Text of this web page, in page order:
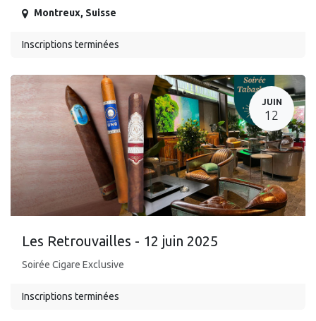
Montreux, Suisse
Inscriptions terminées
JUIN
12
Les Retrouvailles - 12 juin 2025
Soirée Cigare Exclusive
Inscriptions terminées